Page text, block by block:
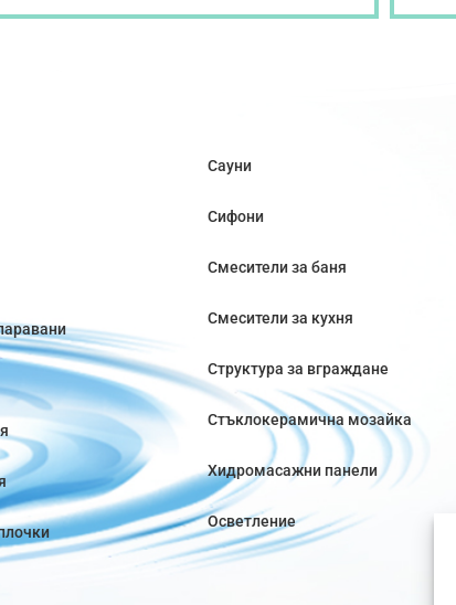
Сауни
Сифони
Смесители за баня
Смесители за кухня
Структура за вграждане
Стъклокерамична мозайка
Хидромасажни панели
Осветление